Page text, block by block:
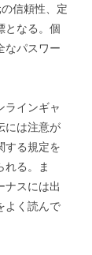
信頼性、定
となる。個
なパスワー
ラインギャ
には注意が
する規定を
れる。ま
ナスには出
よく読んで